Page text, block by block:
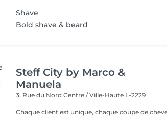
Shave
Bold shave & beard
Steff City by Marco &
Manuela
3, Rue du NordCentre / Ville-Haute L-2229
Chaque client est unique, chaque coupe de